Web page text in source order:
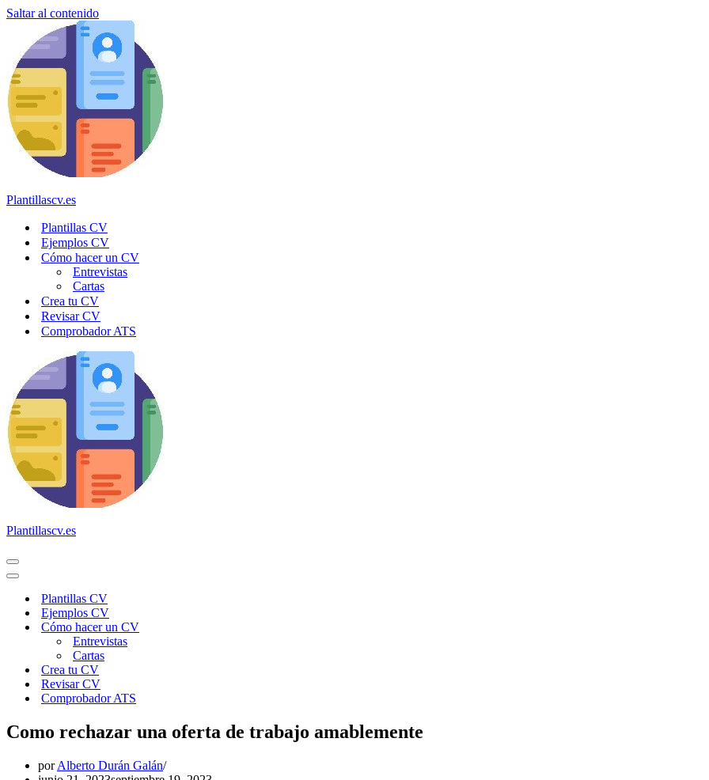
Saltar al contenido
Plantillascv.es
Plantillas CV
Ejemplos CV
Cómo hacer un CV
Entrevistas
Cartas
Crea tu CV
Revisar CV
Comprobador ATS
Plantillascv.es
Menú
de
Menú
navegaciónPlantillas CV
Ejemplos CV
Cómo hacer un CV
Entrevistas
Cartas
Crea tu CV
Revisar CV
Comprobador ATS
Como rechazar una oferta de trabajo amablemente
porAlberto Durán Galán